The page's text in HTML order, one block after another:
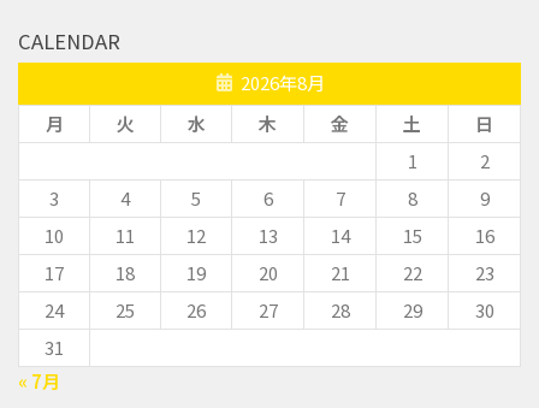
CALENDAR
2026年8月
月
火 水 木 金 土
日
1
2
3
4 5 6 7 8
9
10
11 12 13 14 15
16
17
18 19 20 21 22
23
24
25 26 27 28 29
30
31
« 7月